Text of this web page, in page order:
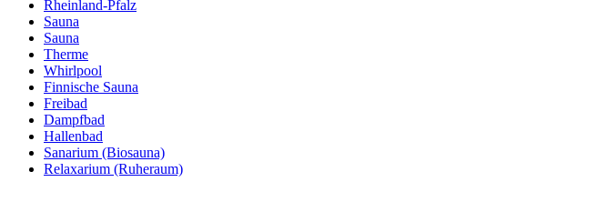
Rheinland-Pfalz
Sauna
Sauna
Therme
Whirlpool
Finnische Sauna
Freibad
Dampfbad
Hallenbad
Sanarium (Biosauna)
Relaxarium (Ruheraum)